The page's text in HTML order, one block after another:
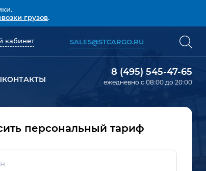
грузов.
кабинет SALES@STCARGO.RU
КОНТАКТЫ
8 (495) 545-47-65
ежедневно с 08:00 до 20:00
персональный тариф